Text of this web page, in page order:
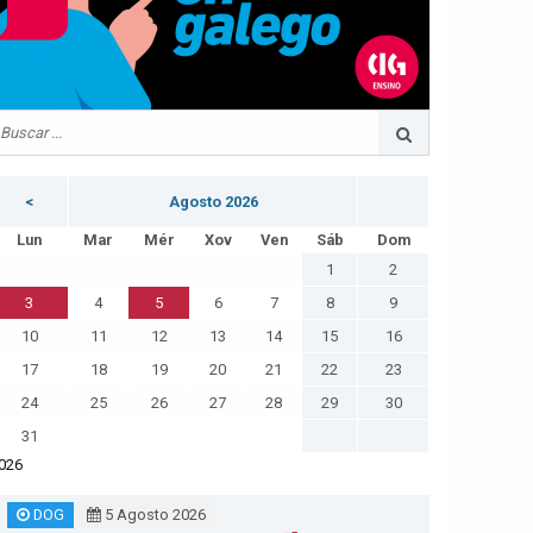
< Agosto 2026
Lun Mar Mér Xov Ven Sáb
Dom
1
2
3
4 5 6 7 8
9
10
11 12 13 14 15
16
17
18 19 20 21 22
23
24
25 26 27 28 29
30
31
DOG
5 Agosto 2026